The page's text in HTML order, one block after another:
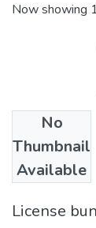
Now showing
No
Thumbnail
Available
License